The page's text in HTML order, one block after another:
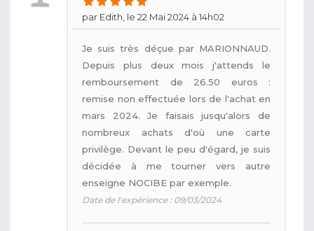
par Edith, le 22 Mai 2024 à 14h02
Je suis très déçue par MARIONNAUD.
Depuis plus deux mois j'attends le
remboursement de 26.50 euros :
remise non effectuée lors de l'achat en
mars 2024. Je faisais jusqu'alors de
nombreux achats d'où une carte
privilège. Devant le peu d'égard, je suis
décidée à me tourner vers autre
enseigne NOCIBE par exemple.
Date de l'expérience : 09/03/2024